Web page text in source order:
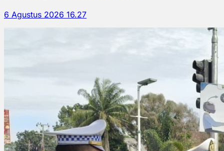
6 Agustus 2026 16.27